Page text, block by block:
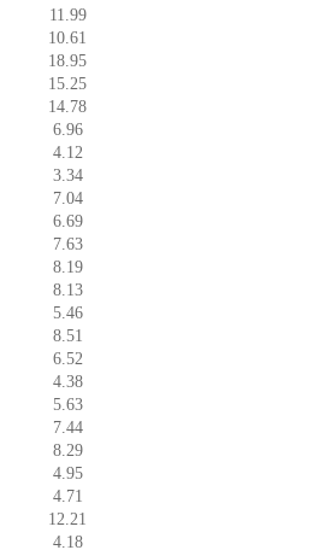
11.99
10.61
18.95
15.25
14.78
6.96
4.12
3.34
7.04
6.69
7.63
8.19
8.13
5.46
8.51
6.52
4.38
5.63
7.44
8.29
4.95
4.71
12.21
4.18